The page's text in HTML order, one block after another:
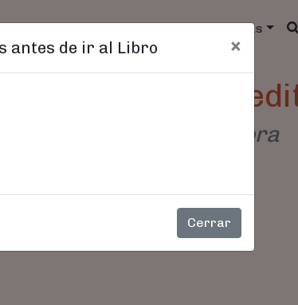
Agendas
antes de ir al Libro ×
Cerrar
Este Lado Del
Enrique - Sales, Dora